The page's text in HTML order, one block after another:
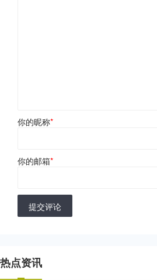
你的昵称*
你的邮箱*
提交评论
热点资讯